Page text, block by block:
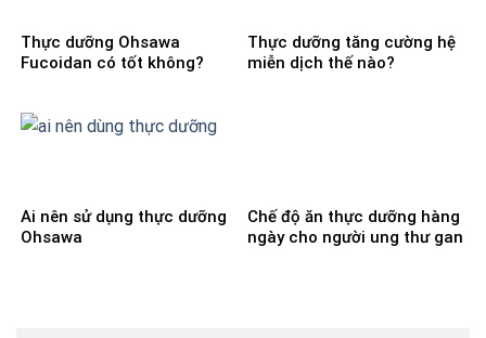
Thực dưỡng Ohsawa
Fucoidan có tốt không?
Thực dưỡng tăng cường hệ
miễn dịch thế nào?
Ai nên sử dụng thực dưỡng
Ohsawa
Chế độ ăn thực dưỡng hàng
ngày cho người ung thư gan